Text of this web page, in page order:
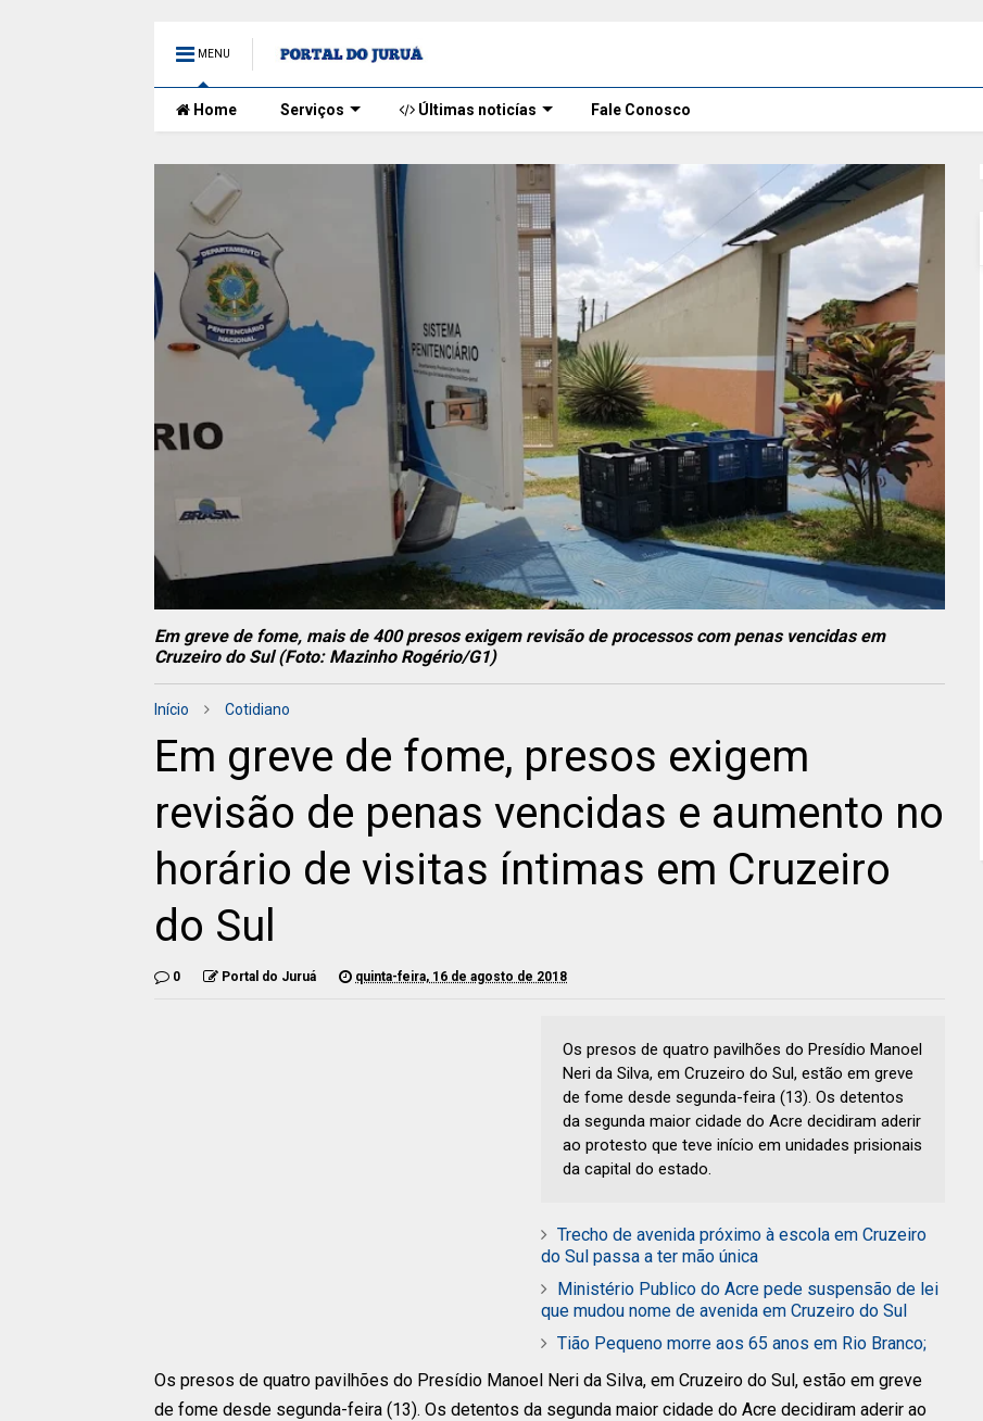
MENU
Home Serviços Últimas noticías Fale Conosco
Em greve de fome, mais de 400 presos exigem revisão de processos com penas vencidas em
Cruzeiro do Sul (Foto: Mazinho Rogério/G1)
Início Cotidiano
Em greve de fome, presos exigem
revisão de penas vencidas e aumento no
horário de visitas íntimas em Cruzeiro
do Sul
0 Portal do Juruá quinta-feira, 16 de agosto de 2018
Os presos de quatro pavilhões do Presídio Manoel
Neri da Silva, em Cruzeiro do Sul, estão em greve
de fome desde segunda-feira (13). Os detentos
da segunda maior cidade do Acre decidiram aderir
ao protesto que teve início em unidades prisionais
da capital do estado.
Trecho de avenida próximo à escola em Cruzeiro
do Sul passa a ter mão única
Ministério Publico do Acre pede suspensão de lei
que mudou nome de avenida em Cruzeiro do Sul
Tião Pequeno morre aos 65 anos em Rio Branco;
Os presos de quatro pavilhões do Presídio Manoel Neri da Silva, em Cruzeiro do Sul, estão em greve
de fome desde segunda-feira (13). Os detentos da segunda maior cidade do Acre decidiram aderir ao